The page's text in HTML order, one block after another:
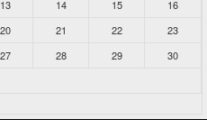
13 14 15
16
20 21 22
23
27 28 29
30